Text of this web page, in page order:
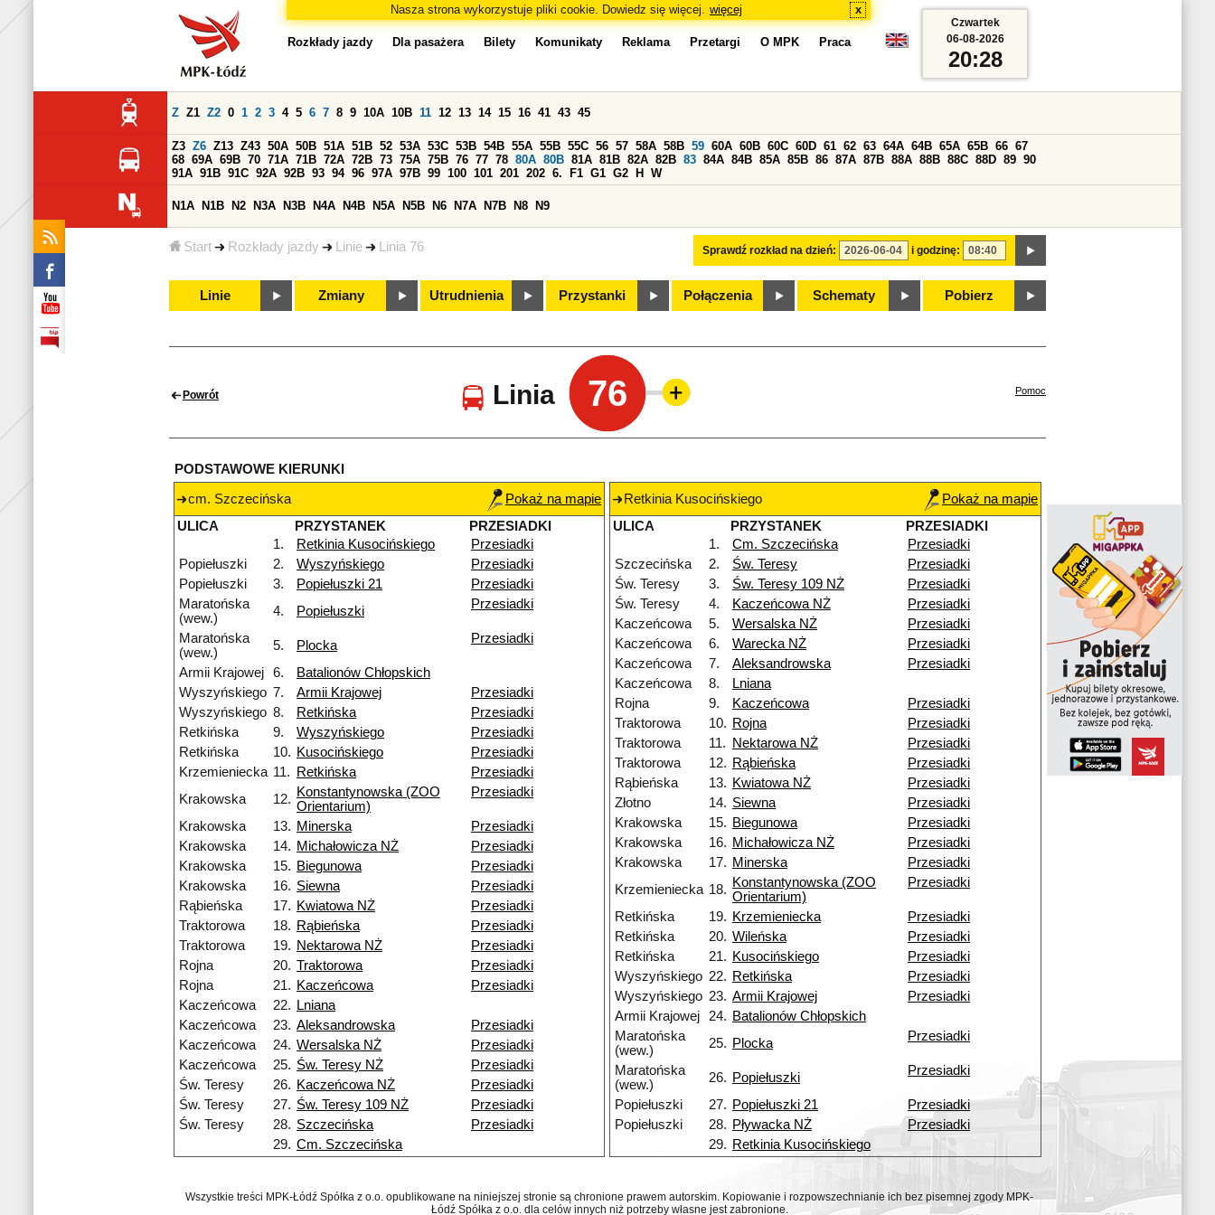
Nasza strona wykorzystuje pliki cookie. Dowiedz się więcej. więcej x
Start Rozkłady jazdy Linie Linia 76
Rozkłady jazdy Dla pasażera Bilety Komunikaty Reklama Przetargi O MPK Praca
Sprawdź rozkład na dzień: i godzinę:
Z Z1 Z2 0 1 2 3 4 5 6 7 8 9 10A 10B 11 12 13 14 15 16 41 43 45
Z3 Z6 Z13 Z43 50A 50B 51A 51B 52 53A 53C 53B 54B 55A 55B 55C 56 57 58A 58B 59 60A 60B 60C 60D 61 62 63 64A 64B 65A 65B 66 67
68 69A 69B 70 71A 71B 72A 72B 73 75A 75B 76 77 78 80A 80B 81A 81B 82A 82B 83 84A 84B 85A 85B 86 87A 87B 88A 88B 88C 88D 89 90
91A 91B 91C 92A 92B 93 94 96 97A 97B 99 100 101 201 202 6. F1 G1 G2 H W
N1A N1B N2 N3A N3B N4A N4B N5A N5B N6 N7A N7B N8 N9
Linie Zmiany Utrudnienia Przystanki Połączenia Schematy Pobierz
Czwartek
06-08-2026
20:28
Powrót Linia 76 Pomoc
PODSTAWOWE KIERUNKI
cm. Szczecińska
Pokaż na mapie
ULICA
PRZYSTANEK
PRZESIADKI
1.
Retkinia Kusocińskiego
Przesiadki
Popiełuszki
2. Wyszyńskiego
Przesiadki
Popiełuszki
3. Popiełuszki 21
Przesiadki
Maratońska
(wew.)
4. Popiełuszki Przesiadki
Maratońska
(wew.)
5. Plocka Przesiadki
Armii Krajowej 6.
Batalionów Chłopskich
Wyszyńskiego 7. Armii Krajowej
Przesiadki
Wyszyńskiego 8. Retkińska
Przesiadki
Retkińska
9. Wyszyńskiego
Przesiadki
Retkińska
10. Kusocińskiego
Przesiadki
Krzemieniecka 11. Retkińska
Przesiadki
Krakowska
12. Konstantynowska (ZOO
Orientarium)
Przesiadki
Krakowska 13. Minerska
Przesiadki
Krakowska
14. Michałowicza NŻ
Przesiadki
Krakowska
15. Biegunowa
Przesiadki
Krakowska
16. Siewna
Przesiadki
Rąbieńska
17. Kwiatowa NŻ
Przesiadki
Traktorowa
18. Rąbieńska
Przesiadki
Traktorowa
19. Nektarowa NŻ
Przesiadki
Rojna
20. Traktorowa
Przesiadki
Rojna
21. Kaczeńcowa
Przesiadki
Kaczeńcowa
22.
Lniana
Kaczeńcowa
23. Aleksandrowska
Przesiadki
Kaczeńcowa
24. Wersalska NŻ
Przesiadki
Kaczeńcowa
25. Św. Teresy NŻ
Przesiadki
Św. Teresy
26. Kaczeńcowa NŻ
Przesiadki
Św. Teresy
27. Św. Teresy 109 NŻ
Przesiadki
Św. Teresy
28. Szczecińska
Przesiadki
29. Cm. Szczecińska
Retkinia Kusocińskiego
Pokaż na mapie
ULICA
PRZYSTANEK
PRZESIADKI
1.
Cm. Szczecińska
Przesiadki
Szczecińska
2. Św. Teresy
Przesiadki
Św. Teresy
3. Św. Teresy 109 NŻ
Przesiadki
Św. Teresy
4. Kaczeńcowa NŻ
Przesiadki
Kaczeńcowa
5. Wersalska NŻ
Przesiadki
Kaczeńcowa
6. Warecka NŻ
Przesiadki
Kaczeńcowa
7. Aleksandrowska
Przesiadki
Kaczeńcowa
8.
Lniana
Rojna
9. Kaczeńcowa
Przesiadki
Traktorowa
10. Rojna
Przesiadki
Traktorowa
11. Nektarowa NŻ
Przesiadki
Traktorowa
12. Rąbieńska
Przesiadki
Rąbieńska
13. Kwiatowa NŻ
Przesiadki
Złotno
14. Siewna
Przesiadki
Krakowska
15. Biegunowa
Przesiadki
Krakowska
16. Michałowicza NŻ
Przesiadki
Krakowska
17. Minerska
Przesiadki
Krzemieniecka 18. Konstantynowska (ZOO
Orientarium)
Przesiadki
Retkińska 19. Krzemieniecka
Przesiadki
Retkińska
20. Wileńska
Przesiadki
Retkińska
21. Kusocińskiego
Przesiadki
Wyszyńskiego 22. Retkińska
Przesiadki
Wyszyńskiego 23. Armii Krajowej
Przesiadki
Armii Krajowej
24. Batalionów Chłopskich
Maratońska
(wew.)
25. Plocka Przesiadki
Maratońska
(wew.)
26. Popiełuszki Przesiadki
Popiełuszki 27. Popiełuszki 21
Przesiadki
Popiełuszki
28. Pływacka NŻ
Przesiadki
29. Retkinia Kusocińskiego
Wszystkie treści MPK-Łódź Spółka z o.o. opublikowane na niniejszej stronie są chronione prawem autorskim. Kopiowanie i rozpowszechnianie ich bez pisemnej zgody MPK-
Łódź Spółka z o.o. dla celów innych niż potrzeby własne jest zabronione.